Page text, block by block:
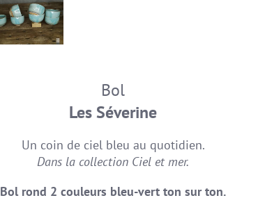
Bol
Les Séverine
Un coin de ciel bleu au quotidien.
Dans la collection Ciel et mer.
Bol rond 2 couleurs bleu-vert ton sur ton.